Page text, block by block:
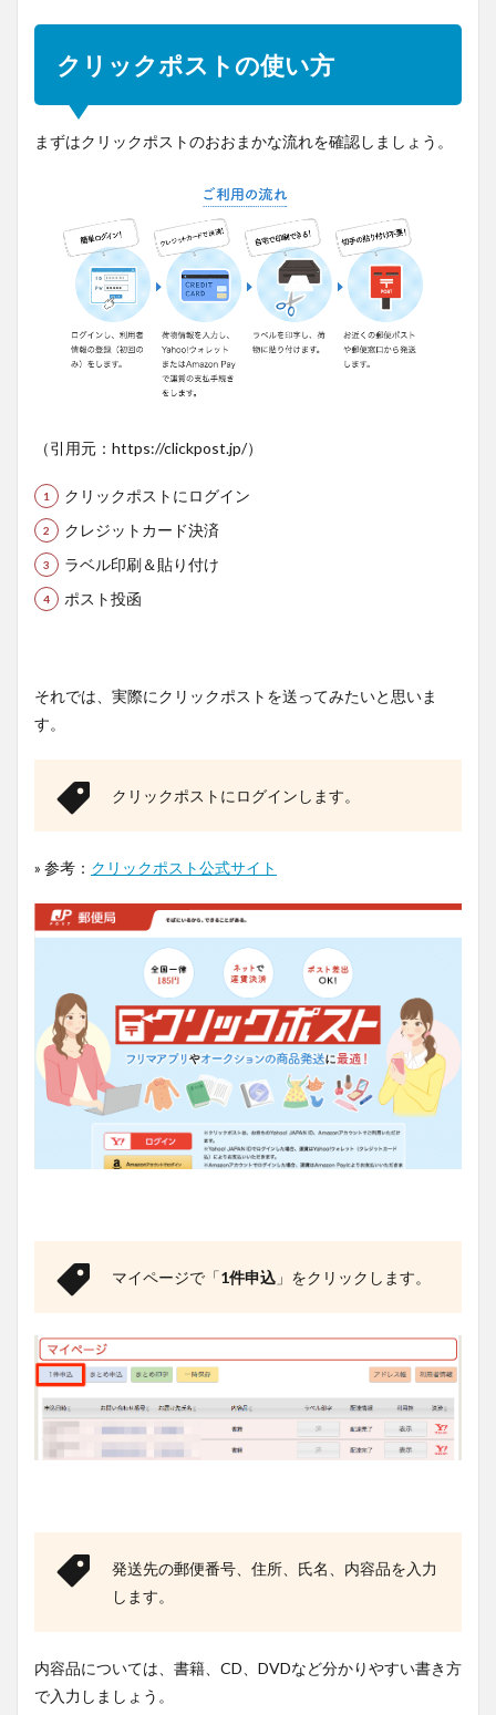
クリックポストの使い方
まずはクリックポストのおおまかな流れを確認しましょう。
（引用元：https://clickpost.jp/）
クリックポストにログイン
クレジットカード決済
ラベル印刷＆貼り付け
ポスト投函
それでは、実際にクリックポストを送ってみたいと思いま
す。
クリックポストにログインします。
» 参考： クリックポスト公式サイト
マイページで「1件申込 」をクリックします。
発送先の郵便番号、住所、氏名、内容品を入力
します。
内容品については、書籍、CD、DVDなど分かりやすい書き方
で入力しましょう。